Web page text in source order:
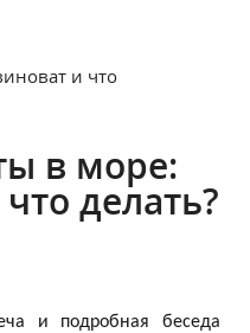
и что
в море:
делать?
и подробная беседа